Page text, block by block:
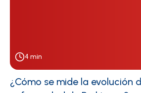
4 min
¿Cómo se mide la evolución